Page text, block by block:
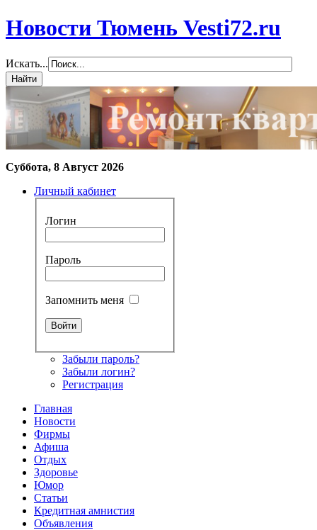
Новости Тюмень Vesti72.ru
Искать...
Суббота, 8 Август 2026
Личный кабинет
Логин
Пароль
Запомнить меня
Забыли пароль?
Забыли логин?
Регистрация
Главная
Новости
Фирмы
Афиша
Отдых
Здоровье
Юмор
Статьи
Кредитная амнистия
Объявления